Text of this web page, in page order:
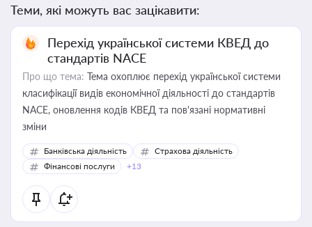
Теми, які можуть вас зацікавити:
Перехід української системи КВЕД до
стандартів NACE
Про що тема: Тема охоплює перехід української системи
класифікації видів економічної діяльності до стандартів
NACE, оновлення кодів КВЕД та пов'язані нормативні
зміни
Банківська діяльність
Страхова діяльність
Фінансові послуги
+13